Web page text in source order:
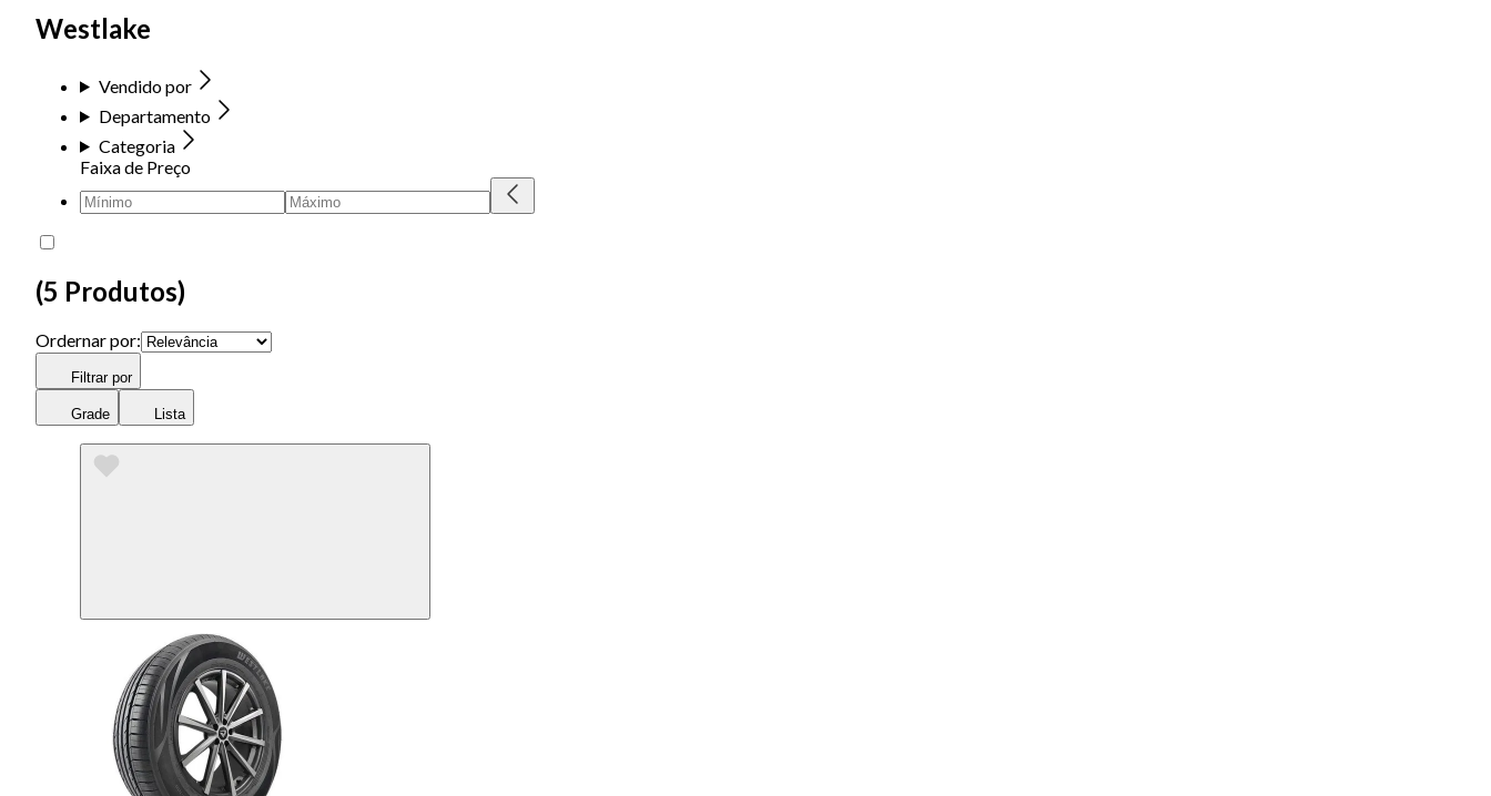
Westlake
Vendido por
Departamento
Categoria
Faixa de Preço
(5 Produtos)
Ordernar por:
Filtrar por
Grade Lista